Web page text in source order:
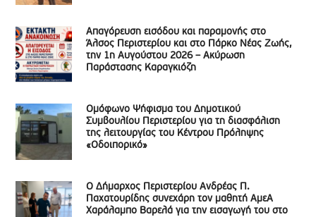
Απαγόρευση εισόδου και παραμονής στο
Άλσος Περιστερίου και στο Πάρκο Νέας Ζωής,
την 1η Αυγούστου 2026 – Ακύρωση
Παράστασης Καραγκιόζη
Ομόφωνο Ψήφισμα του Δημοτικού
Συμβουλίου Περιστερίου για τη διασφάλιση
της λειτουργίας του Κέντρου Πρόληψης
«Οδοιπορικό»
Ο Δήμαρχος Περιστερίου Ανδρέας Π.
Παχατουρίδης συνεχάρη τον μαθητή ΑμεΑ
Χαράλαμπο Βαρελά για την εισαγωγή του στο